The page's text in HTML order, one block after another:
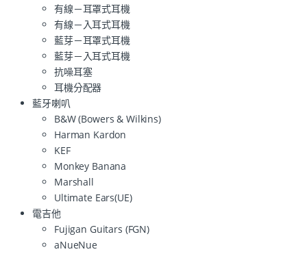
有線－耳罩式耳機
有線－入耳式耳機
藍芽－耳罩式耳機
藍芽－入耳式耳機
抗噪耳塞
耳機分配器
藍牙喇叭
B&W (Bowers & Wilkins)
Harman Kardon
KEF
Monkey Banana
Marshall
Ultimate Ears(UE)
電吉他
Fujigan Guitars (FGN)
aNueNue